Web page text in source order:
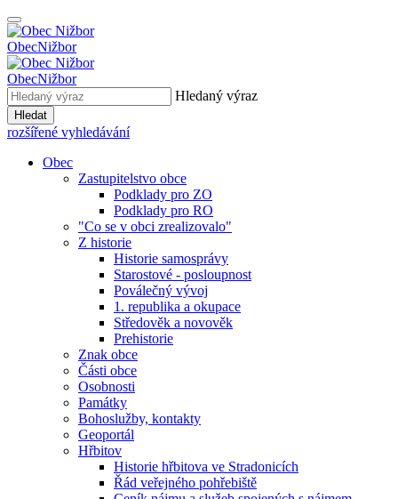
ObecNižbor
ObecNižbor
Hledaný výraz
Hledat
rozšířené vyhledávání
Obec
Zastupitelstvo obce
Podklady pro ZO
Podklady pro RO
"Co se v obci zrealizovalo"
Z historie
Historie samosprávy
Starostové - posloupnost
Poválečný vývoj
1. republika a okupace
Středověk a novověk
Prehistorie
Znak obce
Části obce
Osobnosti
Památky
Bohoslužby, kontakty
Geoportál
Hřbitov
Historie hřbitova ve Stradonicích
Řád veřejného pohřebiště